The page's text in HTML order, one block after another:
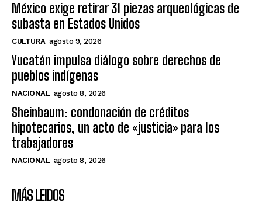
México exige retirar 31 piezas arqueológicas de
subasta en Estados Unidos
CULTURA agosto 9, 2026
Yucatán impulsa diálogo sobre derechos de
pueblos indígenas
NACIONAL agosto 8, 2026
Sheinbaum: condonación de créditos
hipotecarios, un acto de «justicia» para los
trabajadores
NACIONAL agosto 8, 2026
MÁS LEIDOS